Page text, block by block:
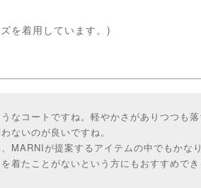
を着用しています。)
なコートですね。軽やかさがありつつも
ないのが良いですね。
MARNIが提案するアイテムの中でもかな
着たことがないという方にもおすすめでき